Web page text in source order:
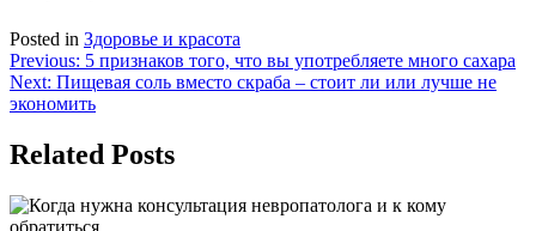
Posted in Здоровье и красота
Навигация
по
Previous: 5 признаков того, что вы употребляете много сахара
Next: Пищевая соль вместо скраба – стоит ли или лучше не
экономить
Related Posts